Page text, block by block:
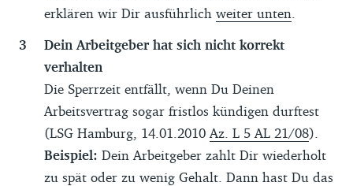
erklären wir Dir ausführlich weiter unten
Dein Arbeitgeber hat sich nicht korrekt
verhalten
Die Sperrzeit entfällt, wenn Du Deinen
Arbeitsvertrag sogar fristlos kündigen durftest
(LSG Hamburg, 14.01.2010 Az. L 5 AL 21/08).
Beispiel: Dein Arbeitgeber zahlt Dir wiederholt
zu spät oder zu wenig Gehalt. Dann hast Du das